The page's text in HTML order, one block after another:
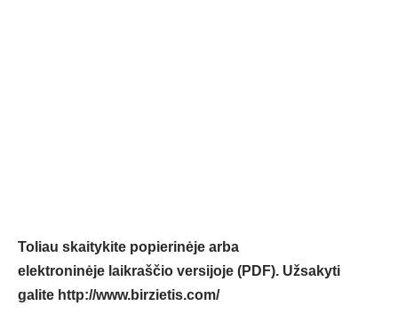
Toliau skaitykite popierinėje arba
elektroninėje laikraščio versijoje (PDF). Užsakyti
galite http://www.birzietis.com/